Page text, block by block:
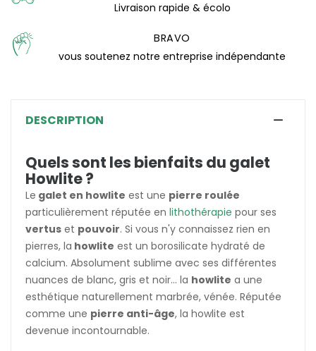
Livraison rapide & écolo
BRAVO
vous soutenez notre entreprise indépendante
DESCRIPTION
Quels sont les bienfaits du galet
Howlite ?
Le galet en howlite est une pierre roulée
particulièrement réputée en lithothérapie pour ses
vertus et pouvoir. Si vous n'y connaissez rien en
pierres, la howlite est un borosilicate hydraté de
calcium. Absolument sublime avec ses différentes
nuances de blanc, gris et noir... la howlite a une
esthétique naturellement marbrée, vénée. Réputée
comme une pierre anti-âge, la howlite est
devenue incontournable.